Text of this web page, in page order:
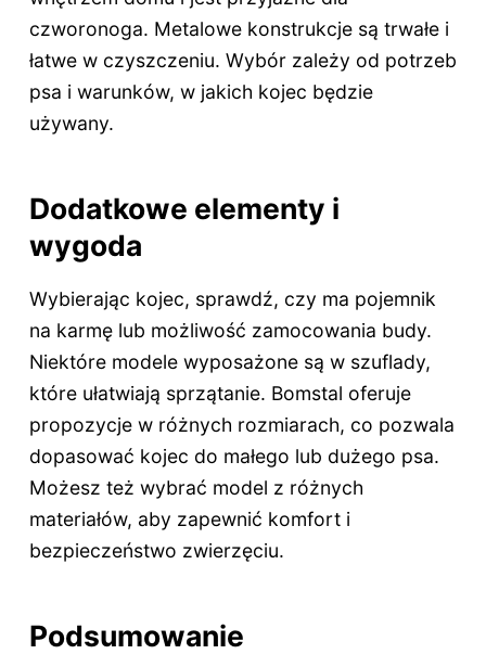
czworonoga. Metalowe konstrukcje są trwałe i
łatwe w czyszczeniu. Wybór zależy od potrzeb
psa i warunków, w jakich kojec będzie
używany.
Dodatkowe elementy i
wygoda
Wybierając kojec, sprawdź, czy ma pojemnik
na karmę lub możliwość zamocowania budy.
Niektóre modele wyposażone są w szuflady,
które ułatwiają sprzątanie. Bomstal oferuje
propozycje w różnych rozmiarach, co pozwala
dopasować kojec do małego lub dużego psa.
Możesz też wybrać model z różnych
materiałów, aby zapewnić komfort i
bezpieczeństwo zwierzęciu.
Podsumowanie